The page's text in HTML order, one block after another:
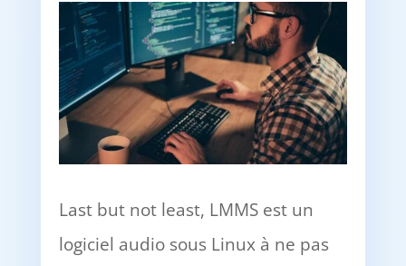
Last but not least, LMMS est un
logiciel audio sous Linux à ne pas